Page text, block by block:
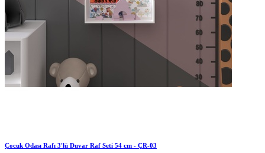
Çocuk Odası Rafı 3'lü Duvar Raf Seti 54 cm - ÇR-03